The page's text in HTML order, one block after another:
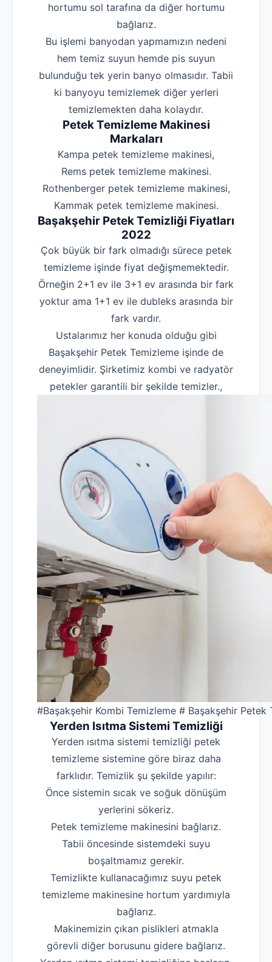
hortumu sol tarafına da diğer hortumu
bağlarız.
Bu işlemi banyodan yapmamızın nedeni
hem temiz suyun hemde pis suyun
bulunduğu tek yerin banyo olmasıdır. Tabii
ki banyoyu temizlemek diğer yerleri
temizlemekten daha kolaydır.
Petek Temizleme Makinesi
Markaları
Kampa petek temizleme makinesi,
Rems petek temizleme makinesi.
Rothenberger petek temizleme makinesi,
Kammak petek temizleme makinesi.
Başakşehir Petek Temizliği Fiyatları
2022
Çok büyük bir fark olmadığı sürece petek
temizleme işinde fiyat değişmemektedir.
Örneğin 2+1 ev ile 3+1 ev arasında bir fark
yoktur ama 1+1 ev ile dubleks arasında bir
fark vardır.
Ustalarımız her konuda olduğu gibi
Başakşehir Petek Temizleme işinde de
deneyimlidir. Şirketimiz kombi ve radyatör
petekler garantili bir şekilde temizler.,
#Başakşehir Kombi Temizleme # Başakşehir Petek
Yerden Isıtma Sistemi Temizliği
Yerden ısıtma sistemi temizliği petek
temizleme sistemine göre biraz daha
farklıdır. Temizlik şu şekilde yapılır:
Önce sistemin sıcak ve soğuk dönüşüm
yerlerini sökeriz.
Petek temizleme makinesini bağlarız.
Tabii öncesinde sistemdeki suyu
boşaltmamız gerekir.
Temizlikte kullanacağımız suyu petek
temizleme makinesine hortum yardımıyla
bağlarız.
Makinemizin çıkan pislikleri atmakla
görevli diğer borusunu gidere bağlarız.